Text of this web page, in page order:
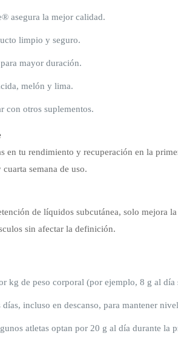
asegura la mejor calidad.
limpio y seguro.
mayor duración.
melón y lima.
con otros suplementos.
en tu rendimiento y recuperación en la
semana de uso.
de líquidos subcutánea, solo mejora
sin afectar la definición.
kg de peso corporal (por ejemplo, 8 g al día
incluso en descanso, para mantener
atletas optan por 20 g al día durante la